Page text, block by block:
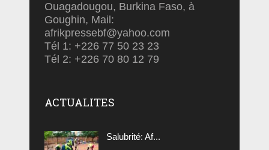
Ouagadougou, Burkina Faso, à
Goughin, Mail:
afrikpressebf@yahoo.com
Tél 1: +226 77 50 23 23
Tél 2: +226 70 80 12 79
ACTUALITES
Salubrité: Af...